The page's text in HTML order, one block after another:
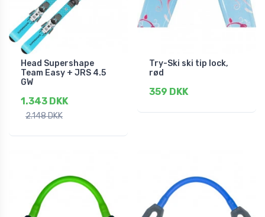
Head Supershape
Team Easy + JRS 4.5
GW
1.343 DKK
2.148 DKK
Try-Ski ski tip lock,
rød
359 DKK